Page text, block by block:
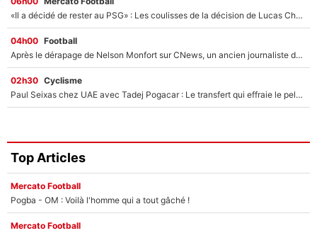
«Il a décidé de rester au PSG» : Les coulisses de la décision de Lucas Chevalier pour son transfert
04h00 Football
Après le dérapage de Nelson Monfort sur CNews, un ancien journaliste de France Télévisions relance la polémique sur les incendies en Gironde
02h30 Cyclisme
Paul Seixas chez UAE avec Tadej Pogacar : Le transfert qui effraie le peloton, «c’est la pire des choses qui puisse arriver»
Top Articles
Mercato Football
Pogba - OM : Voilà l'homme qui a tout gâché !
Mercato Football